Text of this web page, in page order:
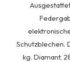
Schutzblechen.
kg. Diamant,